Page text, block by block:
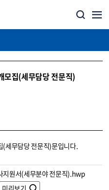
모집(세무담당 전문직)
(세무담당 전문직)문입니다.
지원서(세무분야 전문직).hwp
미리보기